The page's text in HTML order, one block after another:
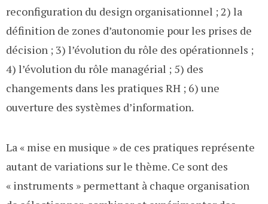
reconfiguration du design organisationnel ; 2) la
définition de zones d’autonomie pour les prises de
décision ; 3) l’évolution du rôle des opérationnels ;
4) l’évolution du rôle managérial ; 5) des
changements dans les pratiques RH ; 6) une
ouverture des systèmes d’information.
La « mise en musique » de ces pratiques représente
autant de variations sur le thème. Ce sont des
« instruments » permettant à chaque organisation